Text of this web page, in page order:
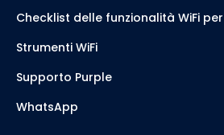
Checklist delle funzionalità WiFi
Strumenti WiFi
Supporto Purple
WhatsApp